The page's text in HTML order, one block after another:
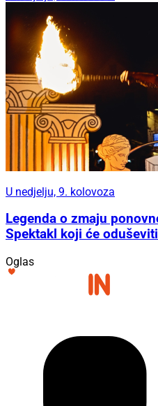
Besplatne radionice za djecu
Rastimo uz STEM:
za kolovoz
U nedjelju, 9. kolovoza
U nedjelju, 9. kolovoza
Legenda o zmaju